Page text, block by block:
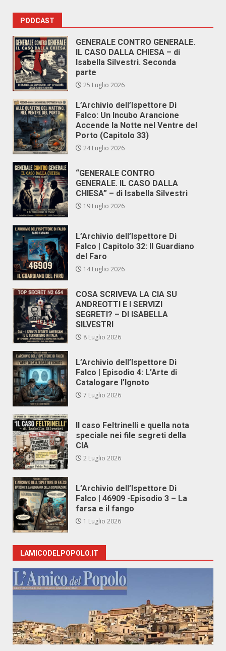
PODCAST
GENERALE CONTRO GENERALE.
IL CASO DALLA CHIESA – di
Isabella Silvestri. Seconda
parte
25 Luglio 2026
L’Archivio dell’Ispettore Di
Falco: Un Incubo Arancione
Accende la Notte nel Ventre del
Porto (Capitolo 33)
24 Luglio 2026
“GENERALE CONTRO
GENERALE. IL CASO DALLA
CHIESA” – di Isabella Silvestri
19 Luglio 2026
L’Archivio dell’Ispettore Di
Falco | Capitolo 32: Il Guardiano
del Faro
14 Luglio 2026
COSA SCRIVEVA LA CIA SU
ANDREOTTI E I SERVIZI
SEGRETI? – DI ISABELLA
SILVESTRI
8 Luglio 2026
L’Archivio dell’Ispettore Di
Falco | Episodio 4: L’Arte di
Catalogare l’Ignoto
7 Luglio 2026
Il caso Feltrinelli e quella nota
speciale nei file segreti della
CIA
2 Luglio 2026
L’Archivio dell’Ispettore Di
Falco | 46909 -Episodio 3 – La
farsa e il fango
1 Luglio 2026
LAMICODELPOPOLO.IT